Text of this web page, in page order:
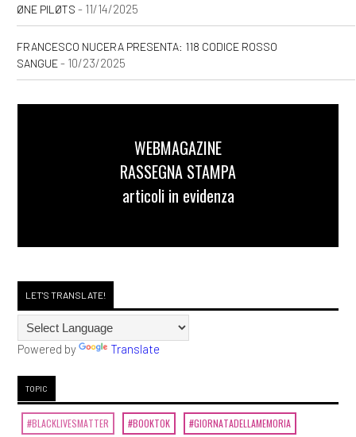
ØNE PILØTS - 11/14/2025
FRANCESCO NUCERA PRESENTA: 118 CODICE ROSSO
SANGUE- 10/23/2025
WEBMAGAZINE
RASSEGNA STAMPA
articoli in evidenza
LET'S TRANSLATE!
Powered by Translate
TOPIC
#BLACKLIVESMATTER #BOOKTOK #GIORNATADELLAMEMORIA